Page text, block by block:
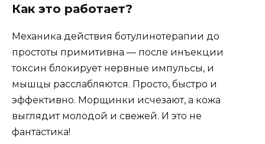
Как это работает?
Механика действия ботулинотерапии до
простоты примитивна — после инъекции
токсин блокирует нервные импульсы, и
мышцы расслабляются. Просто, быстро и
эффективно. Морщинки исчезают, а кожа
выглядит молодой и свежей. И это не
фантастика!